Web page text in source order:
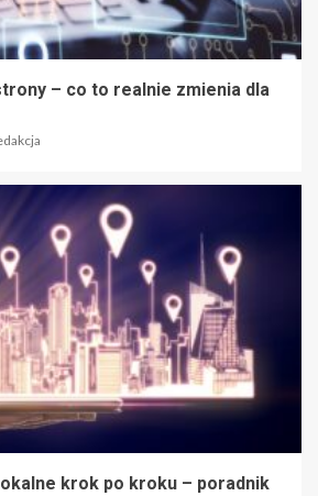
– co to realnie zmienia dla
krok po kroku – poradnik